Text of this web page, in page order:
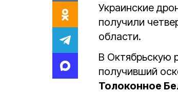
Украинские
получили
области.
В Октябрьскую
получивший
Толоконное